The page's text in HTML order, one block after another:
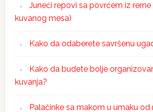
Juneći repovi sa povrćem iz
kuvanog mesa)
Kako da odaberete savršenu
Kako da budete bolje
kuvanja?
Palačinke sa makom u umaku od